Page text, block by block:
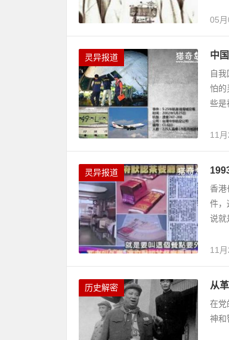
05月
灵异报道 中
自
怕的
些是
11月
灵异报道
香港
件，
说就
11月
历史解密 从
在党
神和